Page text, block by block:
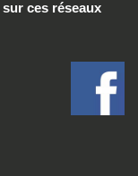
sur ces réseaux